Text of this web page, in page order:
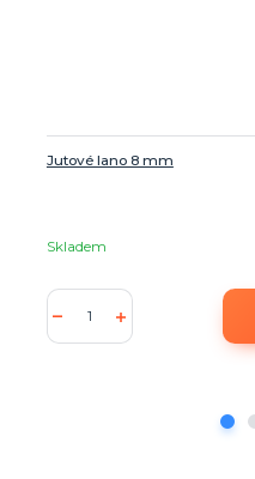
Jutové lano 8 mm
Skladem